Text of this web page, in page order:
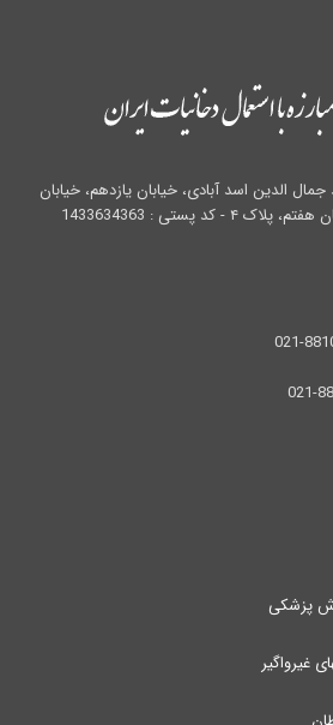
الدین اسد آبادی، خیابان یازدهم، خیابان
کد پستی : 1433634363
پزشكی
غیرواگیر